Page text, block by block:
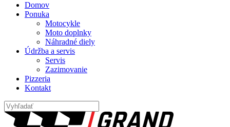
Domov
Ponuka
Motocykle
Moto doplnky
Náhradné diely
Údržba a servis
Servis
Zazimovanie
Pizzeria
Kontakt